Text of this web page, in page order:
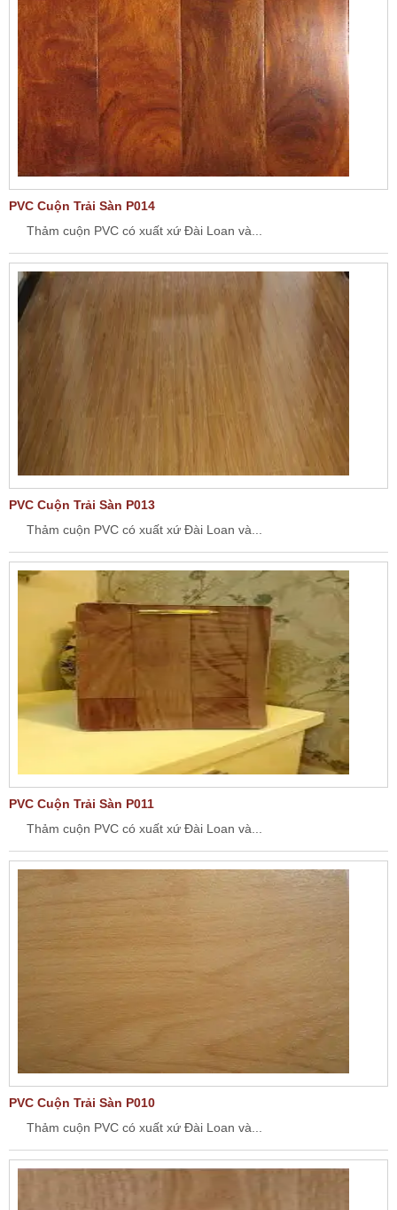
PVC Cuộn Trải Sàn P014
Thảm cuộn PVC có xuất xứ Đài Loan và...
PVC Cuộn Trải Sàn P013
Thảm cuộn PVC có xuất xứ Đài Loan và...
PVC Cuộn Trải Sàn P011
Thảm cuộn PVC có xuất xứ Đài Loan và...
PVC Cuộn Trải Sàn P010
Thảm cuộn PVC có xuất xứ Đài Loan và...